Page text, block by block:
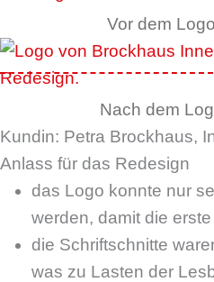
Vor dem
Nach dem
Kundin: Petra Brockhaus,
Anlass für das Redesign
das Logo konnte nur
werden, damit die
die Schriftschnitte
was zu Lasten der